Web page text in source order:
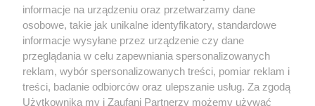
Nie zapomnij
zapoznać się z:
polityką prywatności regulamin korzystania z portali
informacje na urządzeniu oraz przetwarzamy dane
osobowe, takie jak unikalne identyfikatory, standardowe
informacje wysyłane przez urządzenie czy dane
przeglądania w celu zapewniania spersonalizowanych
reklam, wybór spersonalizowanych treści, pomiar reklam i
treści, badanie odbiorców oraz ulepszanie usług. Za zgodą
Użytkownika my i Zaufani Partnerzy możemy używać